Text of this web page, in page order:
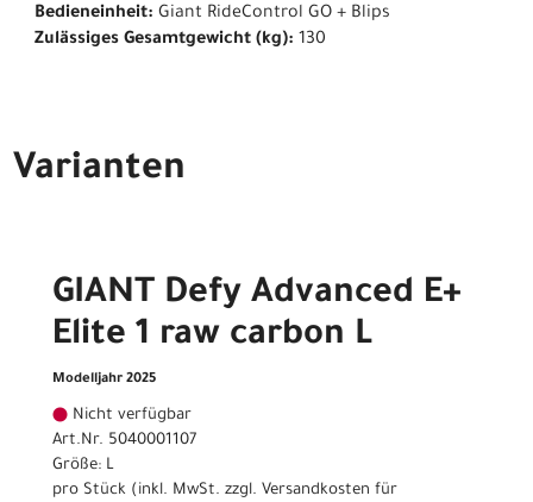
Bedieneinheit: Giant RideControl GO + Blips
Zulässiges Gesamtgewicht (kg): 130
Varianten
GIANT Defy Advanced E+
Elite 1 raw carbon L
Modelljahr 2025
Nicht verfügbar
Art.Nr. 5040001107
Größe: L
pro Stück (inkl. MwSt. zzgl. Versandkosten für